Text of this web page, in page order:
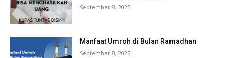
September 8, 2025
Manfaat Umroh di Bulan Ramadhan
September 8, 2025